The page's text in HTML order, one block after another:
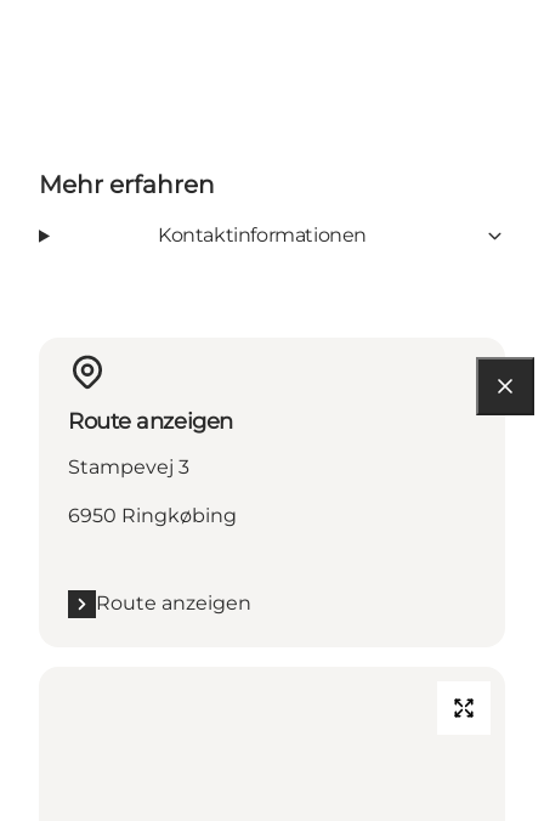
Mehr erfahren
Kontaktinformationen
Route anzeigen
Stampevej 3
6950 Ringkøbing
Route anzeigen